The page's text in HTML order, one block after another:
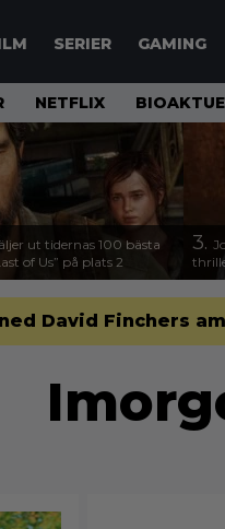
SERIER GAMING
NETFLIX
ut tidernas 100 bästa
of Us” på plats 2
3.
David Finchers